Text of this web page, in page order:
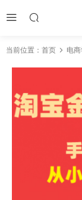
当前位置： 首页 电